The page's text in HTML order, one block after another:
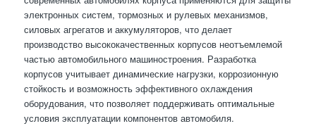
электронных систем, тормозных и рулевых механизмов,
силовых агрегатов и аккумуляторов, что делает
производство высококачественных корпусов неотъемлемой
частью автомобильного машиностроения. Разработка
корпусов учитывает динамические нагрузки, коррозионную
стойкость и возможность эффективного охлаждения
оборудования, что позволяет поддерживать оптимальные
условия эксплуатации компонентов автомобиля.